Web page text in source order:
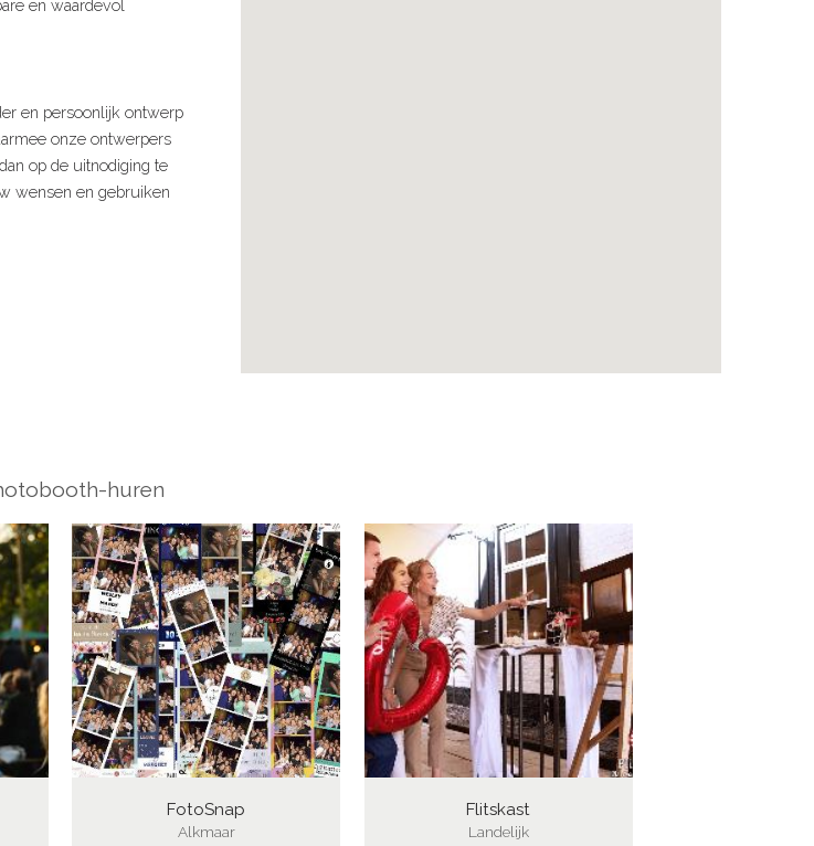
en waardevol
en persoonlijk ontwerp
onze ontwerpers
op de uitnodiging te
wensen en gebruiken
huren
FotoSnap
Alkmaar
Flitskast
Landelijk